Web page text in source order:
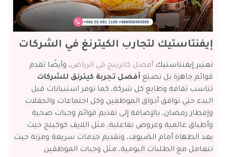
إيفنتاستيك لتجارب الكيترنغ في الشركات
تعتبر إيفنتاستيك أفضل كاترينج في الرياض، وأيضًا تقدم
قوائم جاهزة بل تصنع أفضل تجربة كيترنق للشركات
تناسب ثقافة وطابع كل شركة، كما توفر استبيانات قبل
البدء حتي توافق أذواق الموظفين وكل اجتماعات والحفلات
وإفطار رمضان، بالإضافة إلى تقديم قوائم وجبات صحية
وأطباق عالمية وعروض تفاعلية، مثل اللايف كوكينج حيث
يعد الطهاة أمام الضيوف، وتقديم خدمات سريعة ومرنة حيث
تتعامل مع الطلبات اليومية، مثل وجبات الموظفين